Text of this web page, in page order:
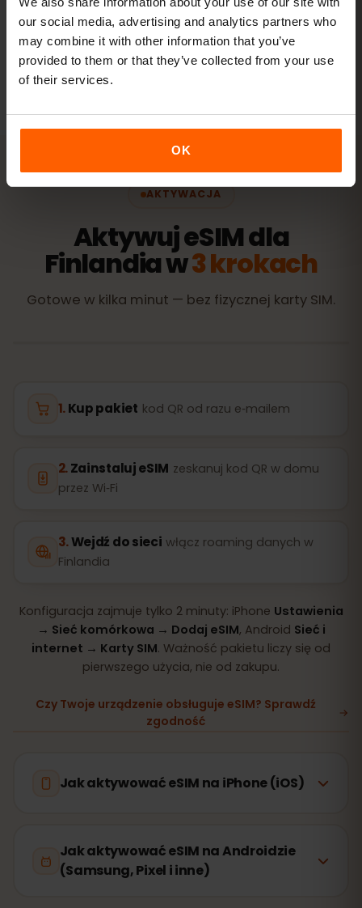
our social media, advertising and analytics partners who
may combine it with other information that you’ve
provided to them or that they’ve collected from your use
of their services.
OK
Wszystkie wartości są orientacyjne. Rzeczywiste zużycie
zależy od urządzenia, ustawień aplikacji i sposobu
korzystania.
AKTYWACJA
Aktywuj eSIM dla
Finlandia w3 krokach
Gotowe w kilka minut — bez fizycznej karty SIM.
Kup pakiet kod QR od razu e‑mailem
Zainstaluj eSIM zeskanuj kod QR w domu
przez Wi‑Fi
Wejdź do sieci włącz roaming danych w
Finlandia
Konfiguracja zajmuje tylko 2 minuty: iPhone Ustawienia
→ Sieć komórkowa → Dodaj eSIM, Android Sieć i
internet → Karty SIM. Ważność pakietu liczy się od
pierwszego użycia, nie od zakupu.
Czy Twoje urządzenie obsługuje eSIM? Sprawdź
zgodność
Jak aktywować eSIM na iPhone (iOS)
Jak aktywować eSIM na Androidzie
(Samsung, Pixel i inne)